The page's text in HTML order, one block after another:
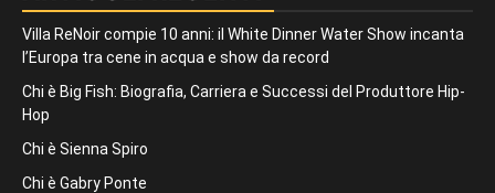
Villa ReNoir compie 10 anni: il White Dinner Water Show incanta
l’Europa tra cene in acqua e show da record
Chi è Big Fish: Biografia, Carriera e Successi del Produttore Hip-
Hop
Chi è Sienna Spiro
Chi è Gabry Ponte